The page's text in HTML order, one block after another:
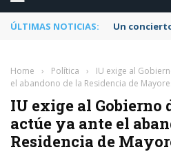
ÚLTIMAS NOTICIAS: Un
Home › Política ›
IU exige al
el abandono de la Residencia de
IU exige al Gobierno
actúe ya ante el
Residencia de